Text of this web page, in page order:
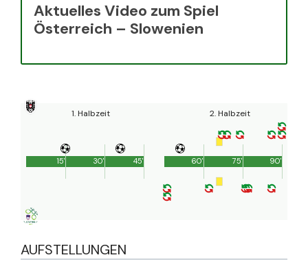
Aktuelles Video zum Spiel
Österreich – Slowenien
1. Halbzeit
45'
15' 30'
2. Halbzeit
90'
60' 75'
AUFSTELLUNGEN